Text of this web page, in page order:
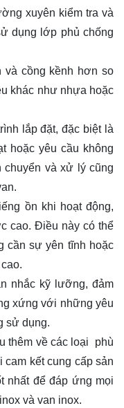
xuyên kiểm tra và
dụng lớp phủ chống
cồng kềnh hơn so
khác như nhựa hoặc
lắp đặt, đặc biệt là
hoặc yêu cầu không
chuyển và xử lý cũng
ồn khi hoạt động,
cao. Điều này có thể
cần sự yên tĩnh hoặc
nhắc kỹ lưỡng, đảm
xứng với những yêu
sử dụng.
thêm về các loại phù
kết cung cấp sản
nhất để đáp ứng mọi
và van inox.